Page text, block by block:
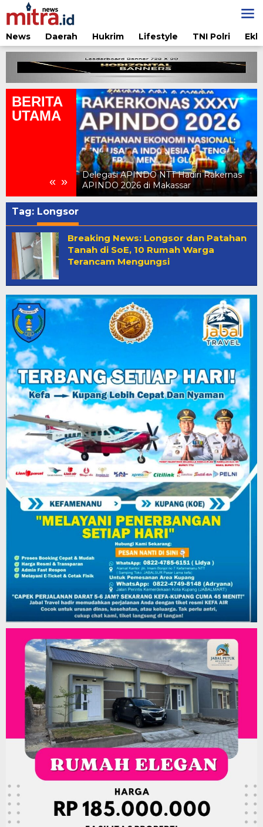
Lewati
ke
konten
News
Daerah Hukrim Lifestyle TNI Polri
BERITA
UTAMA
« »
Kejari TTU Beri Penjelasan Resmi atas
Pemberitaan Kunjungan Bank NTT
Tag: Longsor
Breaking News: Longsor dan Patahan
Tanah di SoE, 10 Rumah Warga
Terancam Mengungsi